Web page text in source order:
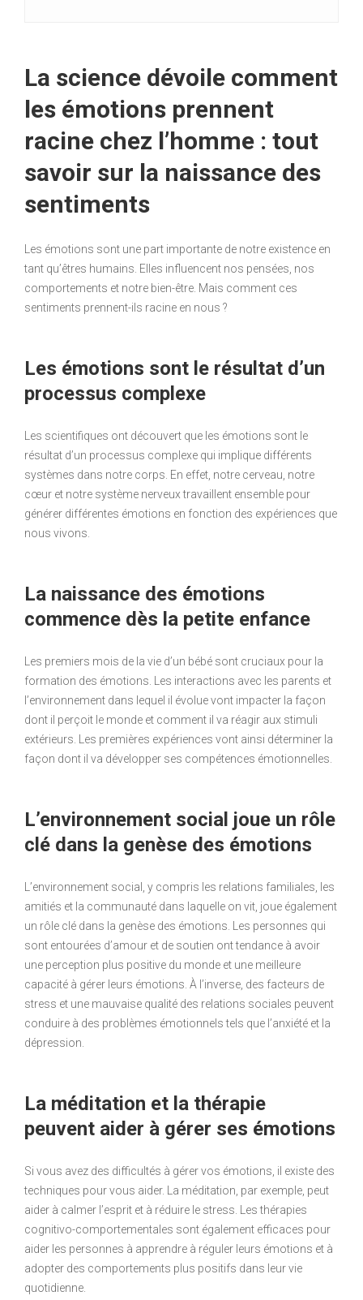
La science dévoile comment
les émotions prennent
racine chez l’homme : tout
savoir sur la naissance des
sentiments
Les émotions sont une part importante de notre existence en
tant qu’êtres humains. Elles influencent nos pensées, nos
comportements et notre bien-être. Mais comment ces
sentiments prennent-ils racine en nous ?
Les émotions sont le résultat d’un
processus complexe
Les scientifiques ont découvert que les émotions sont le
résultat d’un processus complexe qui implique différents
systèmes dans notre corps. En effet, notre cerveau, notre
cœur et notre système nerveux travaillent ensemble pour
générer différentes émotions en fonction des expériences que
nous vivons.
La naissance des émotions
commence dès la petite enfance
Les premiers mois de la vie d’un bébé sont cruciaux pour la
formation des émotions. Les interactions avec les parents et
l’environnement dans lequel il évolue vont impacter la façon
dont il perçoit le monde et comment il va réagir aux stimuli
extérieurs. Les premières expériences vont ainsi déterminer la
façon dont il va développer ses compétences émotionnelles.
L’environnement social joue un rôle
clé dans la genèse des émotions
L’environnement social, y compris les relations familiales, les
amitiés et la communauté dans laquelle on vit, joue également
un rôle clé dans la genèse des émotions. Les personnes qui
sont entourées d’amour et de soutien ont tendance à avoir
une perception plus positive du monde et une meilleure
capacité à gérer leurs émotions. À l’inverse, des facteurs de
stress et une mauvaise qualité des relations sociales peuvent
conduire à des problèmes émotionnels tels que l’anxiété et la
dépression.
La méditation et la thérapie
peuvent aider à gérer ses émotions
Si vous avez des difficultés à gérer vos émotions, il existe des
techniques pour vous aider. La méditation, par exemple, peut
aider à calmer l’esprit et à réduire le stress. Les thérapies
cognitivo-comportementales sont également efficaces pour
aider les personnes à apprendre à réguler leurs émotions et à
adopter des comportements plus positifs dans leur vie
quotidienne.